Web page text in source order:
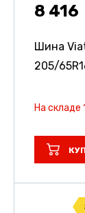
8 416
Шина
205/
На складе